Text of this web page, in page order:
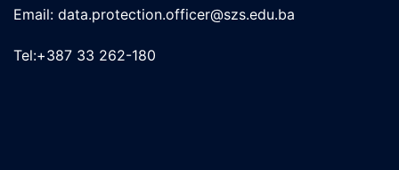
Email: data.protection.officer@szs.edu.ba
Tel:+387 33 262-180